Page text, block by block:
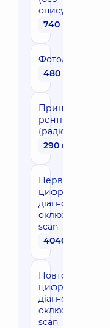
опису)
740 грн
Фотодіагностика
480 грн
Прицільна
рентгенографія
(радіовізіограф)
290 грн
Первинна
цифрова
діагностика
оклюзії T-
scan
4040 грн
Повторна
цифрова
діагностика
оклюзії T-
scan